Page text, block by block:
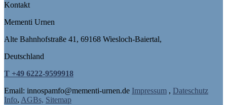
Kontakt
Mementi Urnen
Alte Bahnhofstraße 41, 69168 Wiesloch-Baiertal,
Deutschland
T +49 6222-9599918
Email: innospamfo@mementi-urnen.de Impressum , Dateschutz
Info, AGBs, Sitemap